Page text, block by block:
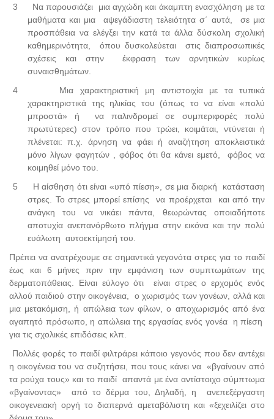
3
Να παρουσιάζει μια αγχώδη και άκαμπτη ενασχόληση με τα
μαθήματα και μια αψεγάδιαστη τελειότητα σ΄ αυτά, σε μια
προσπάθεια να ελέγξει την κατά τα άλλα δύσκολη σχολική
καθημερινότητα, όπου δυσκολεύεται στις διαπροσωπικές
σχέσεις και στην έκφραση των αρνητικών κυρίως
συναισθημάτων.
4
Μια χαρακτηριστική μη αντιστοιχία με τα τυπικά
χαρακτηριστικά της ηλικίας του (όπως το να είναι «πολύ
μπροστά» ή να παλινδρομεί σε συμπεριφορές πολύ
πρωτύτερες) στον τρόπο που τρώει, κοιμάται, ντύνεται ή
πλένεται: π.χ. άρνηση να φάει ή αναζήτηση αποκλειστικά
μόνο λίγων φαγητών , φόβος ότι θα κάνει εμετό, φόβος να
κοιμηθεί μόνο του.
5
Η αίσθηση ότι είναι «υπό πίεση», σε μια διαρκή κατάσταση
στρες. Το στρες μπορεί επίσης να προέρχεται και από την
ανάγκη του να νικάει πάντα, θεωρώντας οποιαδήποτε
αποτυχία ανεπανόρθωτο πλήγμα στην εικόνα και την πολύ
ευάλωτη αυτοεκτίμησή του.
Πρέπει να ανατρέχουμε σε σημαντικά γεγονότα στρες για το παιδί
έως και 6 μήνες πριν την εμφάνιση των συμπτωμάτων της
δερματοπάθειας. Είναι εύλογο ότι είναι στρες ο ερχομός ενός
αλλού παιδιού στην οικογένεια, ο χωρισμός των γονέων, αλλά και
μια μετακόμιση, ή απώλεια των φίλων, ο αποχωρισμός από ένα
αγαπητό πρόσωπο, η απώλεια της εργασίας ενός γονέα η πίεση
για τις σχολικές επιδόσεις κλπ.
Πολλές φορές το παιδί φιλτράρει κάποιο γεγονός που δεν αντέχει
η οικογένεια του να συζητήσει, που τους κάνει να «βγαίνουν από
τα ρούχα τους» και το παιδί απαντά με ένα αντίστοιχο σύμπτωμα
«βγαίνοντας» από το δέρμα του, Δηλαδή, η ανεπεξέργαστη
οικογενειακή οργή το διαπερνά αμεταβόλιστη και «ξεχειλίζει στο